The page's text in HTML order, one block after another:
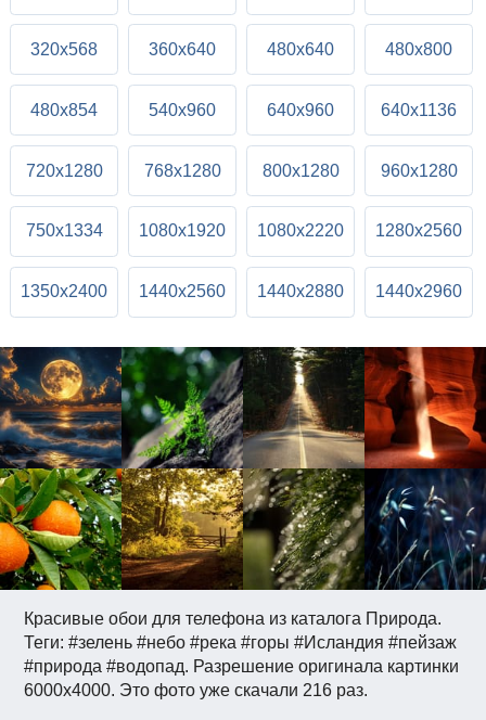
Красивые обои для телефона из каталога Природа.
Теги: #зелень #небо #река #горы #Исландия #пейзаж
#природа #водопад. Разрешение оригинала картинки
6000x4000. Это фото уже скачали 216 раз.
320x568 360x640 480x640 480x800
480x854 540x960 640x960 640x1136
720x1280 768x1280 800x1280 960x1280
750x1334 1080x1920 1080x2220 1280x2560
1350x2400 1440x2560 1440x2880 1440x2960